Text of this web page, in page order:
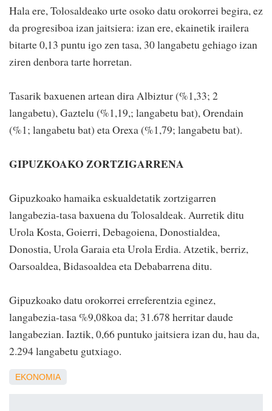
Hala ere, Tolosaldeako urte osoko datu orokorrei begira, ez
da progresiboa izan jaitsiera: izan ere, ekainetik irailera
bitarte 0,13 puntu igo zen tasa, 30 langabetu gehiago izan
ziren denbora tarte horretan.
Tasarik baxuenen artean dira Albiztur (%1,33; 2
langabetu), Gaztelu (%1,19,; langabetu bat), Orendain
(%1; langabetu bat) eta Orexa (%1,79; langabetu bat).
GIPUZKOAKO ZORTZIGARRENA
Gipuzkoako hamaika eskualdetatik zortzigarren
langabezia-tasa baxuena du Tolosaldeak. Aurretik ditu
Urola Kosta, Goierri, Debagoiena, Donostialdea,
Donostia, Urola Garaia eta Urola Erdia. Atzetik, berriz,
Oarsoaldea, Bidasoaldea eta Debabarrena ditu.
Gipuzkoako datu orokorrei erreferentzia eginez,
langabezia-tasa %9,08koa da; 31.678 herritar daude
langabezian. Iaztik, 0,66 puntuko jaitsiera izan du, hau da,
2.294 langabetu gutxiago.
EKONOMIA